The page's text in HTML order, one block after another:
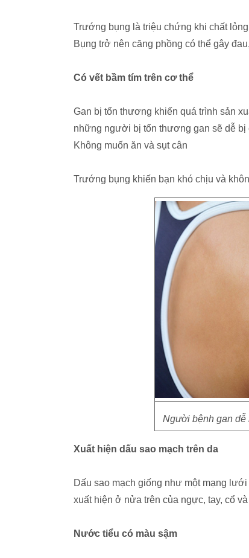
Trướng bụng là triệu chứng khi chất
Bụng trở nên căng phồng có thể gây
Có vết bầm tím trên cơ thể
Gan bị tổn thương khiến quá trình sản
những người bị tổn thương gan sẽ dễ
Không muốn ăn và sụt cân
Trướng bụng khiến bạn khó chịu và
Người bệnh gan dễ
Xuất hiện dấu sao mạch trên da
Dấu sao mạch giống như một mạng
xuất hiện ở nửa trên của ngực, tay, cổ
Nước tiểu có màu sậm